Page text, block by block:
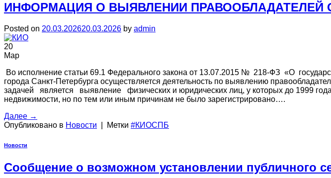
ИНФОРМАЦИЯ О ВЫЯВЛЕНИИ ПРАВООБЛАДАТЕЛЕЙ
Posted on 20.03.202620.03.2026 by admin
20
Мар
Во исполнение статьи 69.1 Федерального закона от 13.07.2015 № 218-ФЗ «О
города Санкт-Петербурга осуществляется деятельность по выявлению
задачей является выявление физических и юридических лиц, у которых до 1999
недвижимости, но по тем или иным причинам не было зарегистрировано….
Далее →
Опубликовано в Новости Метки #КИОСПБ
Новости
Сообщение о возможном установлении публичного